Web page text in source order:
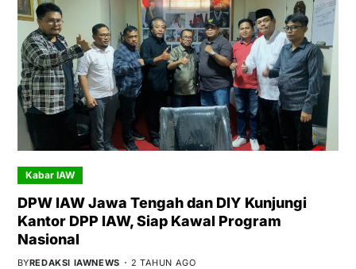
Kabar IAW
DPW IAW Jawa Tengah dan DIY Kunjungi
Kantor DPP IAW, Siap Kawal Program
Nasional
BYREDAKSI IAWNEWS 2 TAHUN AGO